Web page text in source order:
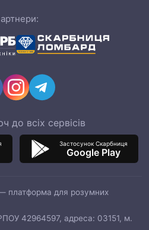
до всіх сервісів
Застосунок Скарбниця
Google Play
платформа для розумних
42964597, адреса: 03151, м.